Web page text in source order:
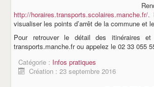
http://horaires.transports.scolaires.manche.fr/.
visualiser les points d’arrêt de la commune et
Pour retrouver le détail des itinéraires
transports.manche.fr ou appelez le 02 33 055
Catégorie : Infos pratiques
Création : 23 septembre 2016